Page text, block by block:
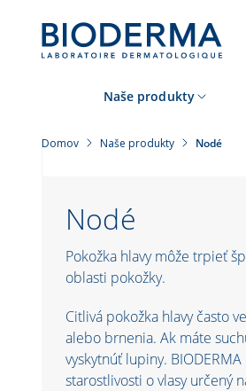
Naše produkty
Domov Naše produkty Nodé
Nodé
Pokožka hlavy môže trpieť
oblasti pokožky.
Citlivá pokožka hlavy často
alebo brnenia. Ak máte
vyskytnúť lupiny.
starostlivosti o vlasy určený